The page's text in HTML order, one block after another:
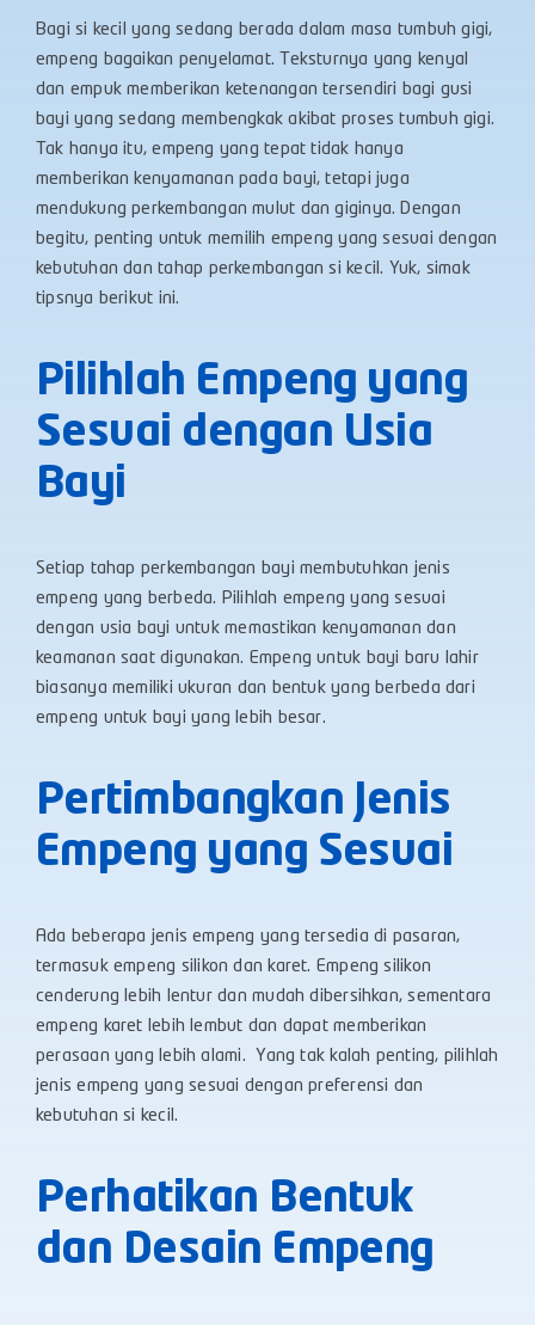
Bagi si kecil yang sedang berada dalam masa tumbuh gigi,
empeng bagaikan penyelamat. Teksturnya yang kenyal
dan empuk memberikan ketenangan tersendiri bagi gusi
bayi yang sedang membengkak akibat proses tumbuh gigi.
Tak hanya itu, empeng yang tepat tidak hanya
memberikan kenyamanan pada bayi, tetapi juga
mendukung perkembangan mulut dan giginya. Dengan
begitu, penting untuk memilih empeng yang sesuai dengan
kebutuhan dan tahap perkembangan si kecil. Yuk, simak
tipsnya berikut ini.
Pilihlah Empeng yang
Sesuai dengan Usia
Bayi
Setiap tahap perkembangan bayi membutuhkan jenis
empeng yang berbeda. Pilihlah empeng yang sesuai
dengan usia bayi untuk memastikan kenyamanan dan
keamanan saat digunakan. Empeng untuk bayi baru lahir
biasanya memiliki ukuran dan bentuk yang berbeda dari
empeng untuk bayi yang lebih besar.
Pertimbangkan Jenis
Empeng yang Sesuai
Ada beberapa jenis empeng yang tersedia di pasaran,
termasuk empeng silikon dan karet. Empeng silikon
cenderung lebih lentur dan mudah dibersihkan, sementara
empeng karet lebih lembut dan dapat memberikan
perasaan yang lebih alami. Yang tak kalah penting, pilihlah
jenis empeng yang sesuai dengan preferensi dan
kebutuhan si kecil.
Perhatikan Bentuk
dan Desain Empeng